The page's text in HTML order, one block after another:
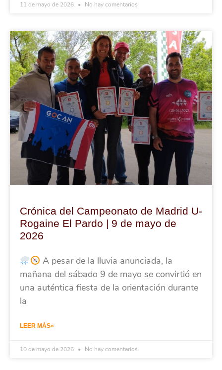
11 de mayo de 2026 No hay comentarios
Crónica del Campeonato de Madrid U-
Rogaine El Pardo | 9 de mayo de
2026
A pesar de la lluvia anunciada, la
mañana del sábado 9 de mayo se convirtió en
una auténtica fiesta de la orientación durante
la
LEER MÁS»
10 de mayo de 2026 No hay comentarios